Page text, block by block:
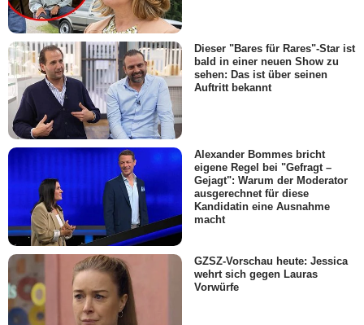
Dieser "Bares für Rares"-Star ist
bald in einer neuen Show zu
sehen: Das ist über seinen
Auftritt bekannt
Alexander Bommes bricht
eigene Regel bei "Gefragt –
Gejagt": Warum der Moderator
ausgerechnet für diese
Kandidatin eine Ausnahme
macht
GZSZ-Vorschau heute: Jessica
wehrt sich gegen Lauras
Vorwürfe